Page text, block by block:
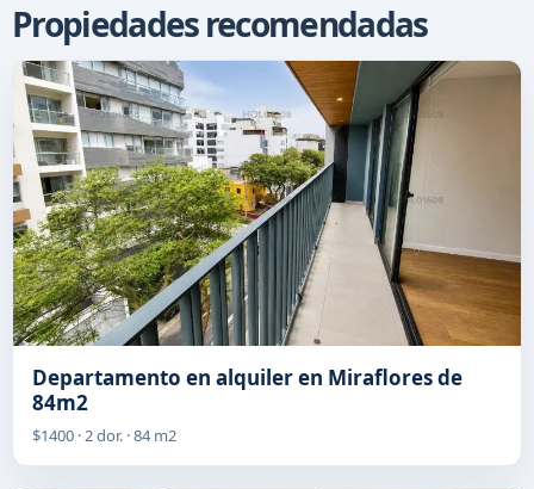
Propiedades recomendadas
Departamento en alquiler en Miraflores de
84m2
$1400 · 2 dor. · 84 m2